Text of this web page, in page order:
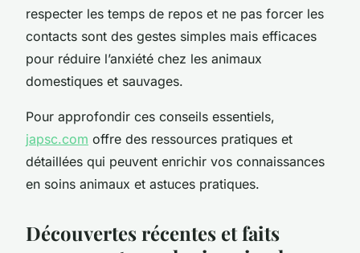
respecter les temps de repos et ne pas forcer les
contacts sont des gestes simples mais efficaces
pour réduire l’anxiété chez les animaux
domestiques et sauvages.
Pour approfondir ces conseils essentiels,
japsc.com offre des ressources pratiques et
détaillées qui peuvent enrichir vos connaissances
en soins animaux et astuces pratiques.
Découvertes récentes et faits